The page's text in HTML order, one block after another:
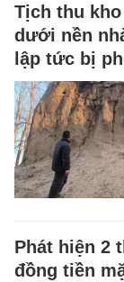
Tịch thu
dưới nền
lập tức bị
Phát hiện 2
đồng tiền